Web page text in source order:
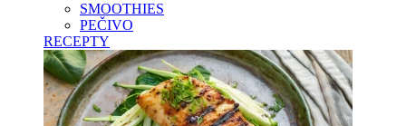
SMOOTHIES
PEČIVO
RECEPTY